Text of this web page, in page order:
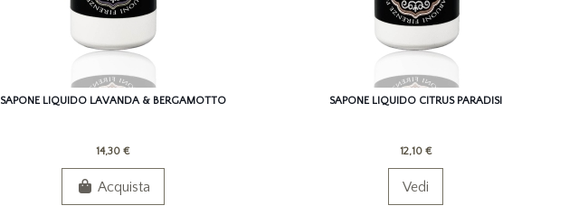
SAPONE LIQUIDO LAVANDA & BERGAMOTTO
14,30 €
Acquista
SAPONE LIQUIDO CITRUS PARADISI
12,10 €
Vedi